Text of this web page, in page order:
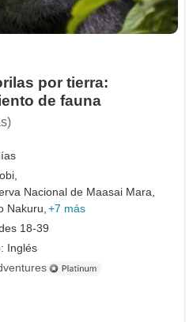
por tierra:
de fauna
Nacional de Maasai Mara,
Nakuru, +7 más
18-39
Inglés